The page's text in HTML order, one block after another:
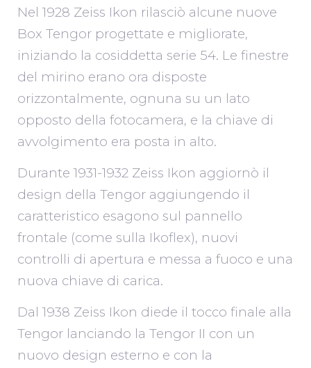
Nel 1928 Zeiss Ikon rilasciò alcune nuove
Box Tengor progettate e migliorate,
iniziando la cosiddetta serie 54. Le finestre
del mirino erano ora disposte
orizzontalmente, ognuna su un lato
opposto della fotocamera, e la chiave di
avvolgimento era posta in alto.
Durante 1931-1932 Zeiss Ikon aggiornò il
design della Tengor aggiungendo il
caratteristico esagono sul pannello
frontale (come sulla Ikoflex), nuovi
controlli di apertura e messa a fuoco e una
nuova chiave di carica.
Dal 1938 Zeiss Ikon diede il tocco finale alla
Tengor lanciando la Tengor II con un
nuovo design esterno e con la